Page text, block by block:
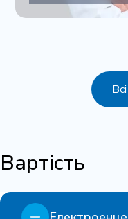
Вартість